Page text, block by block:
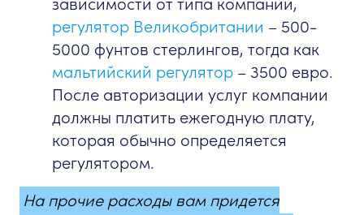
регулятор Великобритании – 500-
5000 фунтов стерлингов, тогда как
мальтийский регулятор – 3500 евро.
После авторизации услуг компании
должны платить ежегодную плату,
которая обычно определяется
регулятором.
На прочие расходы вам придется